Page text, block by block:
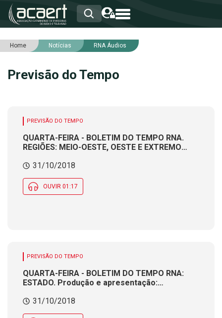
HOME
ASSOCIADOS
SERVIÇOS
Home Notícias RNA Áudios
Previsão do Tempo
PREVISÃO DO TEMPO
QUARTA-FEIRA - BOLETIM DO TEMPO RNA.
REGIÕES: MEIO-OESTE, OESTE E EXTREMO
Meteorologista CÁTIA BRAGA
31/10/2018
OUVIR 01:17
PREVISÃO DO TEMPO
QUARTA-FEIRA - BOLETIM DO TEMPO RNA:
ESTADO. Produção e apresentação:
31/10/2018